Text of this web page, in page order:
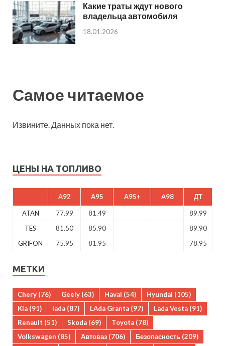
Какие траты ждут нового
владельца автомобиля
18.01.2026
Самое читаемое
Извините. Данных пока нет.
ЦЕНЫ НА ТОПЛИВО
A92 A95 A95+ A98 ДТ
ATAN 77.99 81.49
89.99
TES
81.50 85.90
89.90
GRIFON
75.95 81.95 78.95
МЕТКИ
Chery (76) Geely (63) Haval (54) Hyundai (105)
Kia (91) lada (87) LAda Granta (97) Lada Vesta (91)
Renault (51) Skoda (69) Toyota (78)
Volkswagen (85) Автоваз (706) Безопасность (209)